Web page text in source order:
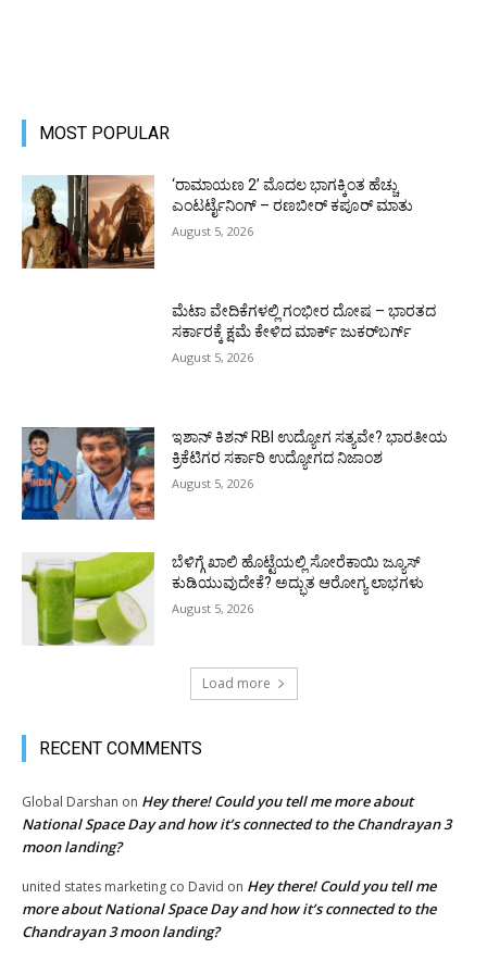
MOST POPULAR
‘ರಾಮಾಯಣ 2’ ಮೊದಲ ಭಾಗಕ್ಕಿಂತ ಹೆಚ್ಚು
ಎಂಟರ್ಟೈನಿಂಗ್ – ರಣಬೀರ್ ಕಪೂರ್ ಮಾತು
August 5, 2026
ಮೆಟಾ ವೇದಿಕೆಗಳಲ್ಲಿ ಗಂಭೀರ ದೋಷ – ಭಾರತದ
ಸರ್ಕಾರಕ್ಕೆ ಕ್ಷಮೆ ಕೇಳಿದ ಮಾರ್ಕ್ ಜುಕರ್‌ಬರ್ಗ್
August 5, 2026
ಇಶಾನ್ ಕಿಶನ್ RBI ಉದ್ಯೋಗ ಸತ್ಯವೇ? ಭಾರತೀಯ
ಕ್ರಿಕೆಟಿಗರ ಸರ್ಕಾರಿ ಉದ್ಯೋಗದ ನಿಜಾಂಶ
August 5, 2026
ಬೆಳಿಗ್ಗೆ ಖಾಲಿ ಹೊಟ್ಟೆಯಲ್ಲಿ ಸೋರೆಕಾಯಿ ಜ್ಯೂಸ್
ಕುಡಿಯುವುದೇಕೆ? ಅದ್ಭುತ ಆರೋಗ್ಯ ಲಾಭಗಳು
August 5, 2026
Load more
RECENT COMMENTS
Global Darshan on Hey there! Could you tell me more about
National Space Day and how it’s connected to the Chandrayan 3
moon landing?
united states marketing co David on Hey there! Could you tell me
more about National Space Day and how it’s connected to the
Chandrayan 3 moon landing?